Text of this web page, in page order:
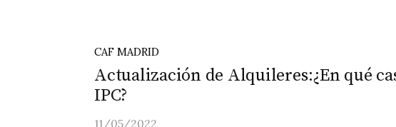
CAF MADRID
Actualización de Alquileres:¿En qué
IPC?
11/05/2022